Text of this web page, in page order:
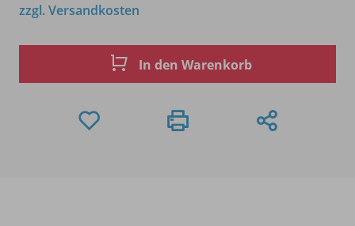
zzgl. Versandkosten
In den Warenkorb